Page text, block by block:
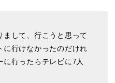
まして、行こうと思って
に行けなかったのだけれ
に行ったらテレビに7人